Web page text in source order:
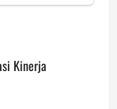
Kinerja